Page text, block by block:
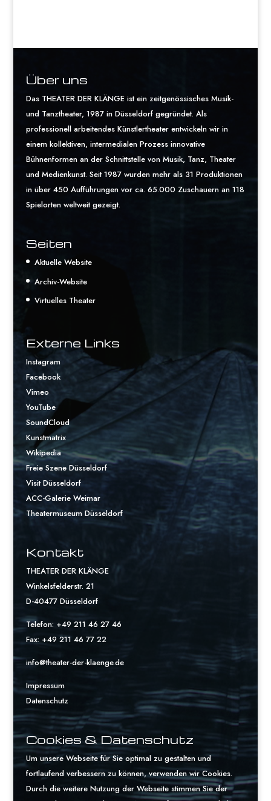
Über uns
Das THEATER DER KLÄNGE ist ein zeitgenössisches Musik-
und Tanztheater, 1987 in Düsseldorf gegründet. Als
professionell arbeitendes Künstlertheater entwickeln wir in
einem kollektiven, intermedialen Prozess innovative
Bühnenformen an der Schnittstelle von Musik, Tanz, Theater
und Medienkunst. Seit 1987 wurden mehr als 31 Produktionen
in über 450 Aufführungen vor ca. 65.000 Zuschauern an 118
Spielorten weltweit gezeigt.
Seiten
Aktuelle Website
Archiv-Website
Virtuelles Theater
Externe Links
Instagram
Facebook
Vimeo
YouTube
SoundCloud
Kunstmatrix
Wikipedia
Freie Szene Düsseldorf
Visit Düsseldorf
ACC-Galerie Weimar
Theatermuseum Düsseldorf
Kontakt
THEATER DER KLÄNGE
Winkelsfelderstr. 21
D-40477 Düsseldorf
Telefon: +49 211 46 27 46
Fax: +49 211 46 77 22
info@theater-der-klaenge.de
Impressum
Datenschutz
Cookies & Datenschutz
Um unsere Webseite für Sie optimal zu gestalten und
fortlaufend verbessern zu können, verwenden wir Cookies.
Durch die weitere Nutzung der Webseite stimmen Sie der